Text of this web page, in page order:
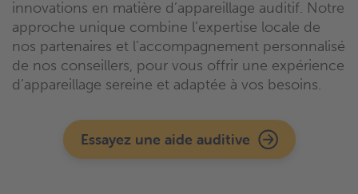
innovations en matière d’appareillage auditif. Notre
approche unique combine l’expertise locale de
nos partenaires et l’accompagnement personnalisé
de nos conseillers, pour vous offrir une expérience
d’appareillage sereine et adaptée à vos besoins.
Essayez une aide auditive